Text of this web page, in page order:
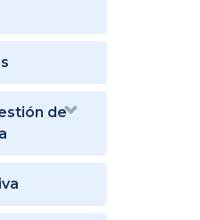
de